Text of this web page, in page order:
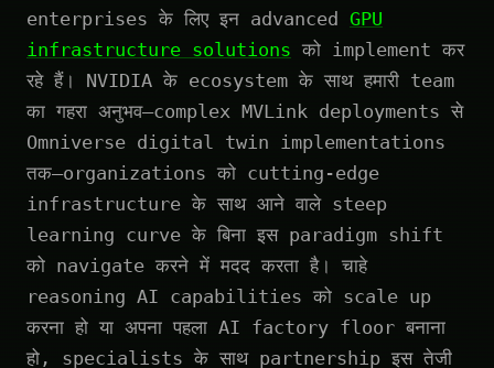
enterprises के लिए इन advanced GPU
infrastructure solutions को implement कर
रहे हैं। NVIDIA के ecosystem के साथ हमारी team
का गहरा अनुभव—complex MVLink deployments से
Omniverse digital twin implementations
तक—organizations को cutting-edge
infrastructure के साथ आने वाले steep
learning curve के बिना इस paradigm shift
को navigate करने में मदद करता है। चाहे
reasoning AI capabilities को scale up
करना हो या अपना पहला AI factory floor बनाना
हो, specialists के साथ partnership इस तेजी